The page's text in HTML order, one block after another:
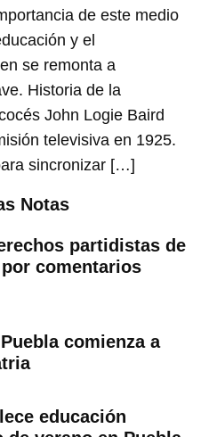
de este medio
y el
se remonta a
Historia de la
John Logie Baird
televisiva en 1925.
sincronizar […]
Notas
partidistas de
comentarios
comienza a
educación